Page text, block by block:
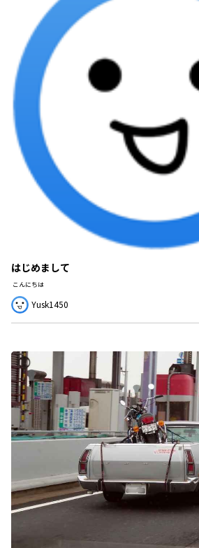
はじめまして
こんにちは
Yusk1450